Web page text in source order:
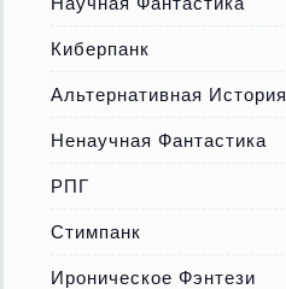
Киберпанк
Альтернативная История
Ненаучная Фантастика
РПГ
Стимпанк
Ироническое Фэнтези